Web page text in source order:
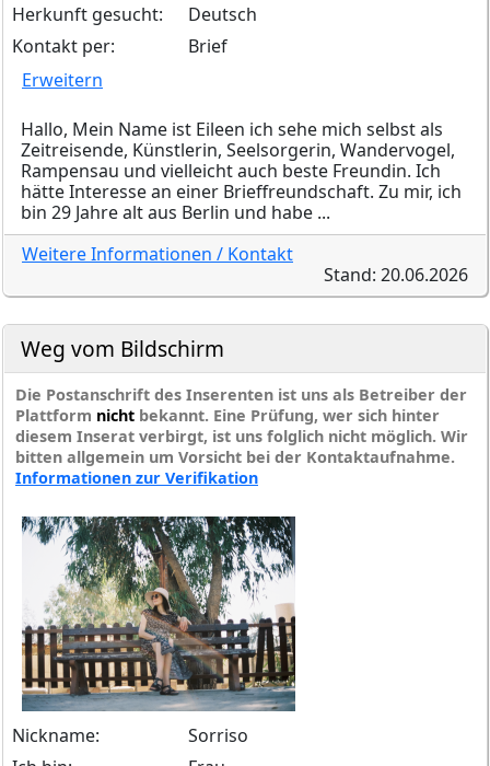
Herkunft gesucht:
Deutsch
Kontakt per:
Brief
Erweitern
Hallo, Mein Name ist Eileen ich sehe mich selbst als
Zeitreisende, Künstlerin, Seelsorgerin, Wandervogel,
Rampensau und vielleicht auch beste Freundin. Ich
hätte Interesse an einer Brieffreundschaft. Zu mir, ich
bin 29 Jahre alt aus Berlin und habe ...
Weitere Informationen / Kontakt
Stand: 20.06.2026
Weg vom Bildschirm
Die Postanschrift des Inserenten ist uns als Betreiber der
Plattform nicht bekannt. Eine Prüfung, wer sich hinter
diesem Inserat verbirgt, ist uns folglich nicht möglich. Wir
bitten allgemein um Vorsicht bei der Kontaktaufnahme.
Informationen zur Verifikation
Nickname:
Sorriso